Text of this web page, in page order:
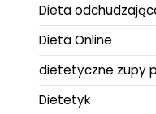
Dieta
Dieta Online
dietetyczne zupy
Dietetyk